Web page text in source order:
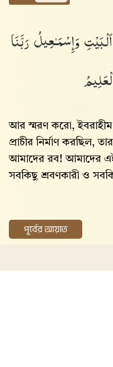
وَإِسْمَـٰعِيلُ رَبَّنَا
আর স্মরণ করো,
প্রাচীর নির্মাণ করছিল,
আমাদের রব! আমাদের
সবকিছু শ্রবণকারী ও
পূর্বের আয়াত